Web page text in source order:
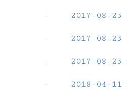
- 2017-08-23
- 2017-08-23
- 2017-08-23
- 2018-04-11